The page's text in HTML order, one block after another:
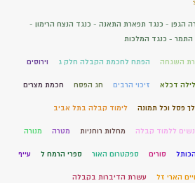
הגפן - כנגד תפארת התאנה - כנגד הנצח הרימון -
התמר - כנגד המלכות
השגחה הפתח לחכמת הקבלה חלק ג וירוסים
דכלא זיכוי הרבים חג הפסח חכמת מצרים
פסל וכל תמונה לימוד קבלה בתל אביב
ללמוד קבלה מחלות רוחניות מטרה מנורה
סורים ספקטרום האור ספרי הרמח ל עייף
הארי זל עשרת הדיברות בקבלה